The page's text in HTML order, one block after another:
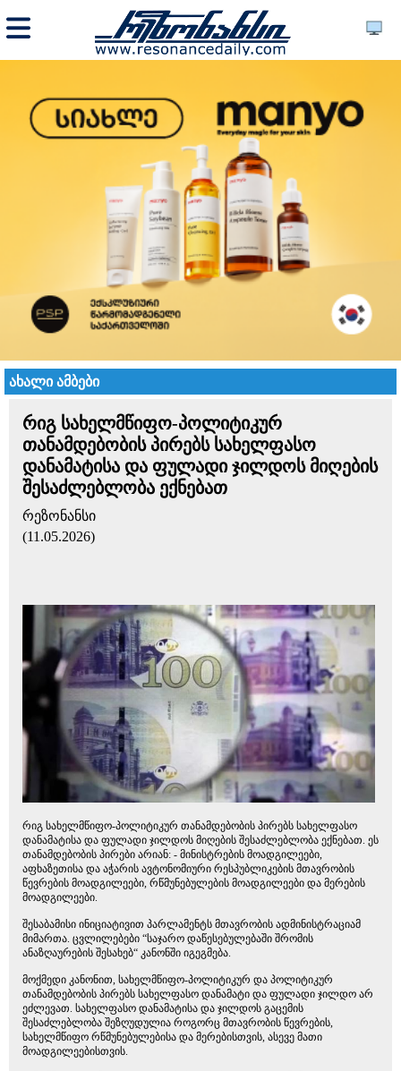
ახალი ამბები
რიგ სახელმწიფო-პოლიტიკურ
თანამდებობის პირებს სახელფასო
დანამატისა და ფულადი ჯილდოს მიღების
შესაძლებლობა ექნებათ
რეზონანსი
(11.05.2026)
რიგ სახელმწიფო-პოლიტიკურ თანამდებობის პირებს სახელფასო
დანამატისა და ფულადი ჯილდოს მიღების შესაძლებლობა ექნებათ. ეს
თანამდებობის პირები არიან: - მინისტრების მოადგილეები,
აფხაზეთისა და აჭარის ავტონომიური რესპუბლიკების მთავრობის
წევრების მოადგილეები, რწმუნებულების მოადგილეები და მერების
მოადგილეები.
შესაბამისი ინიციატივით პარლამენტს მთავრობის ადმინისტრაციამ
მიმართა. ცვლილებები “საჯარო დაწესებულებაში შრომის
ანაზღაურების შესახებ“ კანონში იგეგმება.
მოქმედი კანონით, სახელმწიფო-პოლიტიკურ და პოლიტიკურ
თანამდებობის პირებს სახელფასო დანამატი და ფულადი ჯილდო არ
ეძლევათ. სახელფასო დანამატისა და ჯილდოს გაცემის
შესაძლებლობა შეზღუდულია როგორც მთავრობის წევრების,
სახელმწიფო რწმუნებულებისა და მერებისთვის, ასევე მათი
მოადგილეებისთვის.